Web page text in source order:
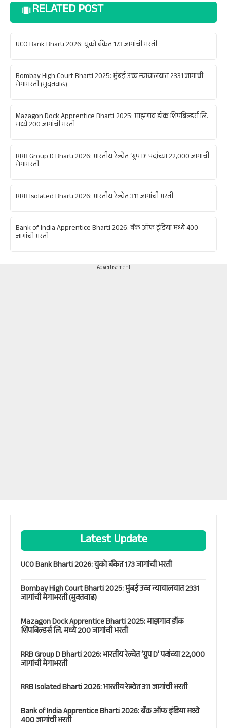
RELATED POST
UCO Bank Bharti 2026: युको बँकेत 173 जागांची भरती
Bombay High Court Bharti 2025: मुंबई उच्च न्यायालयात 2331 जागांची
मेगाभरती (मुदतवाढ)
Mazagon Dock Apprentice Bharti 2025: माझगाव डॉक शिपबिल्डर्स लि.
मध्ये 200 जागांची भरती
RRB Group D Bharti 2026: भारतीय रेल्वेत ‘ग्रुप D’ पदांच्या 22,000 जागांची
मेगाभरती
RRB Isolated Bharti 2026: भारतीय रेल्वेत 311 जागांची भरती
Bank of India Apprentice Bharti 2026: बँक ऑफ इंडिया मध्ये 400
जागांची भरती
---Advertisement---
Latest Update
UCO Bank Bharti 2026: युको बँकेत 173 जागांची भरती
Bombay High Court Bharti 2025: मुंबई उच्च न्यायालयात 2331
जागांची मेगाभरती (मुदतवाढ)
Mazagon Dock Apprentice Bharti 2025: माझगाव डॉक
शिपबिल्डर्स लि. मध्ये 200 जागांची भरती
RRB Group D Bharti 2026: भारतीय रेल्वेत ‘ग्रुप D’ पदांच्या 22,000
जागांची मेगाभरती
RRB Isolated Bharti 2026: भारतीय रेल्वेत 311 जागांची भरती
Bank of India Apprentice Bharti 2026: बँक ऑफ इंडिया मध्ये
400 जागांची भरती